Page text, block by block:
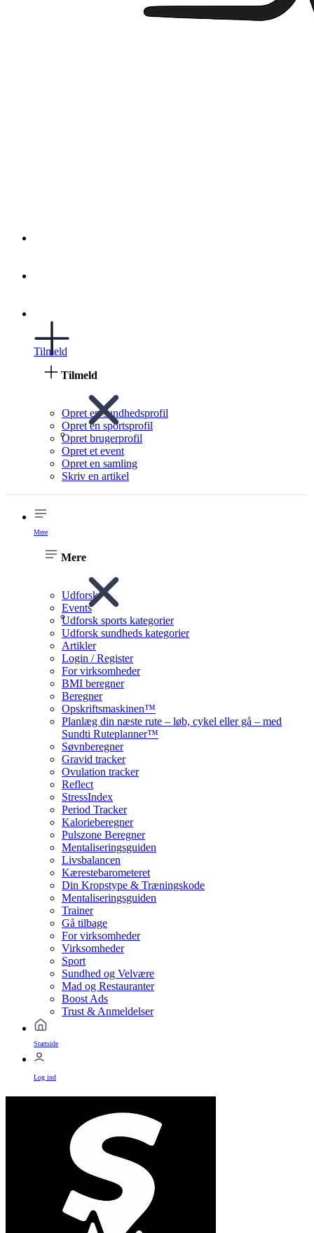
Tilmeld
Tilmeld
Opret en sundhedsprofil
Opret en sportsprofil
Opret brugerprofil
Opret et event
Opret en samling
Skriv en artikel
Mere
Mere
Udforsk
Events
Udforsk sports kategorier
Udforsk sundheds kategorier
Artikler
Login / Register
For virksomheder
BMI beregner
Beregner
Opskriftsmaskinen™
Planlæg din næste rute – løb, cykel eller gå – med
Sundti Ruteplanner™
Søvnberegner
Gravid tracker
Ovulation tracker
Reflect
StressIndex
Period Tracker
Kalorieberegner
Pulszone Beregner
Mentaliseringsguiden
Livsbalancen
Kærestebarometeret
Din Kropstype & Træningskode
Mentaliseringsguiden
Trainer
Gå tilbage
For virksomheder
Virksomheder
Sport
Sundhed og Velvære
Mad og Restauranter
Boost Ads
Trust & Anmeldelser
Startside
Log ind